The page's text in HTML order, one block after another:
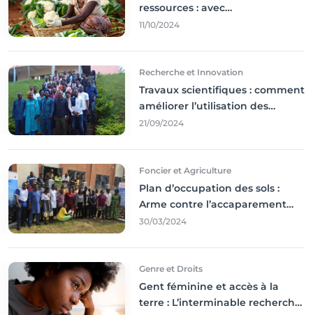
ressources : avec
l'incontournable ’agriculture
11/10/2024
Recherche et Innovation
Travaux scientifiques : comment
améliorer l’utilisation des
résultats coince
21/09/2024
Foncier et Agriculture
Plan d’occupation des sols :
Arme contre l’accaparement
des terres
30/03/2024
Genre et Droits
Gent féminine et accès à la
terre : L’interminable recherche